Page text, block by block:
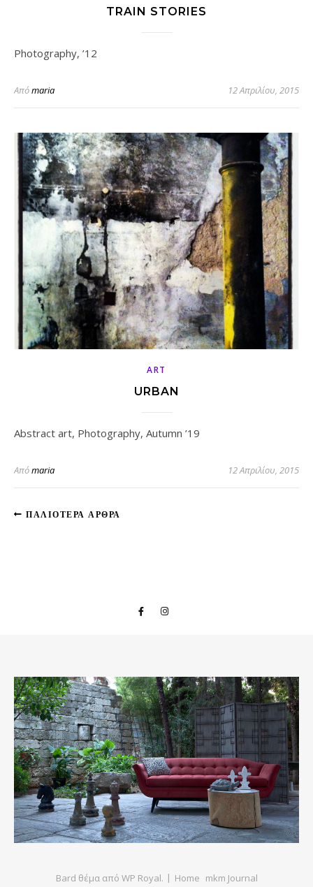
TRAIN STORIES
Photography, ’12
Απόmaria 12 Απριλίου, 2015
ART
URBAN
Abstract art, Photography, Autumn ’19
Απόmaria 12 Απριλίου, 2015
ΠΑΛΙΌΤΕΡΑ ΆΡΘΡΑ
Bard θέμα από WP Royal. Home mkm Journal